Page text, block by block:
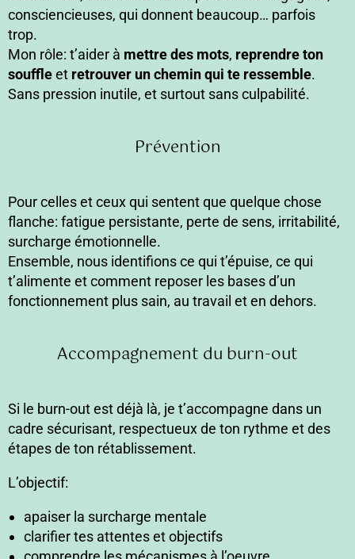
consciencieuses, qui donnent beaucoup… parfois
trop.
Mon rôle: t’aider à mettre des mots, reprendre ton
souffleet retrouver un chemin qui te ressemble.
Sans pression inutile, et surtout sans culpabilité.
Prévention
Pour celles et ceux qui sentent que quelque chose
flanche: fatigue persistante, perte de sens, irritabilité,
surcharge émotionnelle.
Ensemble, nous identifions ce qui t’épuise, ce qui
t’alimente et comment reposer les bases d’un
fonctionnement plus sain, au travail et en dehors.
Accompagnement du burn-out
Si le burn-out est déjà là, je t’accompagne dans un
cadre sécurisant, respectueux de ton rythme et des
étapes de ton rétablissement.
L’objectif:
apaiser la surcharge mentale
clarifier tes attentes et objectifs